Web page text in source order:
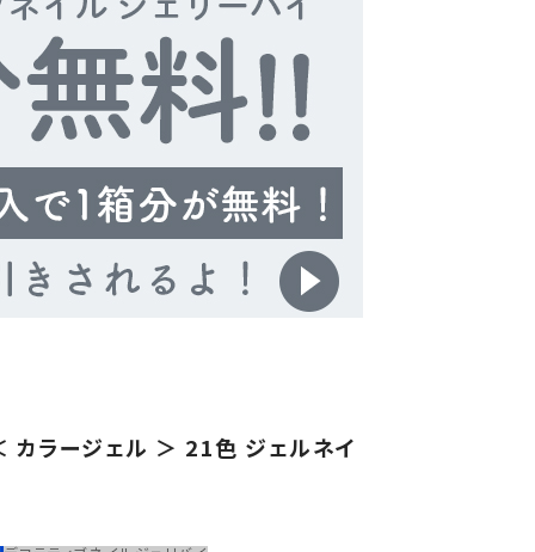
カラージェル ＞ 21色 ジェルネイ